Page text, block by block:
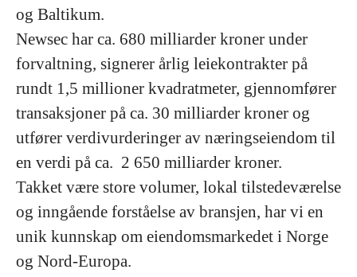
og Baltikum.
Newsec har ca. 680 milliarder kroner under
forvaltning, signerer årlig leiekontrakter på
rundt 1,5 millioner kvadratmeter, gjennomfører
transaksjoner på ca. 30 milliarder kroner og
utfører verdivurderinger av næringseiendom til
en verdi på ca. 2 650 milliarder kroner.
Takket være store volumer, lokal tilstedeværelse
og inngående forståelse av bransjen, har vi en
unik kunnskap om eiendomsmarkedet i Norge
og Nord-Europa.